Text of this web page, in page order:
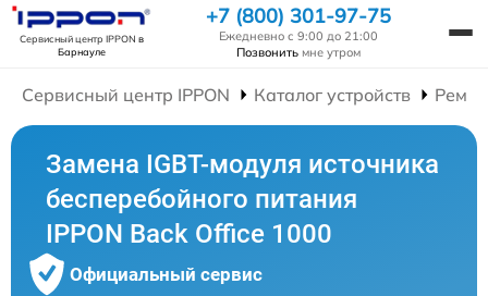
Сервисный центр IPPON в
Барнауле
+7 (800) 301-97-75
Ежедневно с 9:00 до 21:00
Позвонить мне утром
Сервисный центр IPPON Каталог устройств
Замена IGBT-модуля источника
бесперебойного питания
IPPON Back Office 1000
Официальный сервис